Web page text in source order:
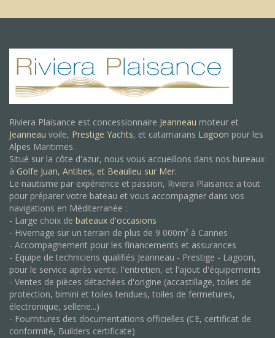
Riviera Plaisance est concessionnaire Jeanneau moteur et
Jeanneau voile, Prestige Yachts, et catamarans Lagoon pour les
Alpes Maritimes.
Situé sur la côte d'azur, nous vous accueillons dans nos bureaux
à Golfe Juan, Antibes, et Beaulieu sur Mer.
Le nautisme par expérience et passion, Riviera Plaisance a tout
pour préparer votre bateau et vous accompagner dans vos
navigations en Méditerranée :
- Large choix de bateaux d'occasions
- Hivernage sur un terrain de plus de 9 000m² à Cannes
- Accompagnement pour les financements et assurances
- Equipe de techniciens qualifiés Jeanneau - Prestige - Lagoon,
pour le service après vente, l'entretien, et l'ajout d'équipements
- Ventes de pièces détachées d'origine (accastillage, toiles de
protection, bimini et toiles tendues, toiles de fermetures,
électronique, sellerie...)
- Fournitures des documentations officielles (CE, certificat de
conformité, Builders certificate)